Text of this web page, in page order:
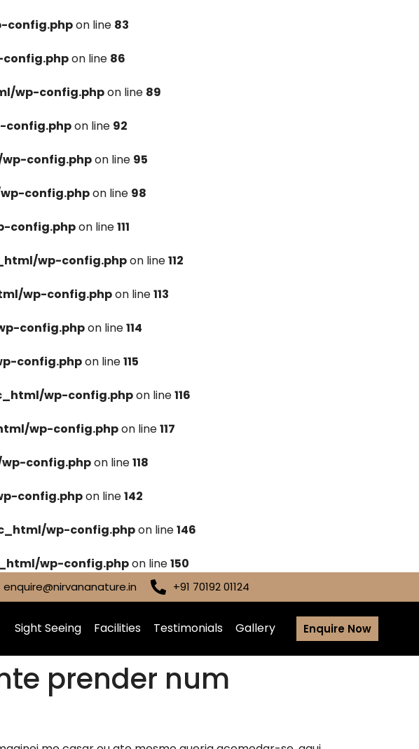
config.phpon line 83
on line 86
wp-config.phpon line 89
config.phpon line 92
config.phpon line 95
config.phpon line 98
config.phpon line111
wp-config.phpon line112
wp-config.phpon line113
config.phpon line114
config.phpon line115
wp-config.phpon line116
wp-config.phpon line117
config.phpon line118
config.phpon line142
wp-config.phpon line146
wp-config.phpon line150
enquire@nirvananature.in +91 70192 01124
Sight Seeing Facilities Testimonials Gallery Enquire Now
prender num